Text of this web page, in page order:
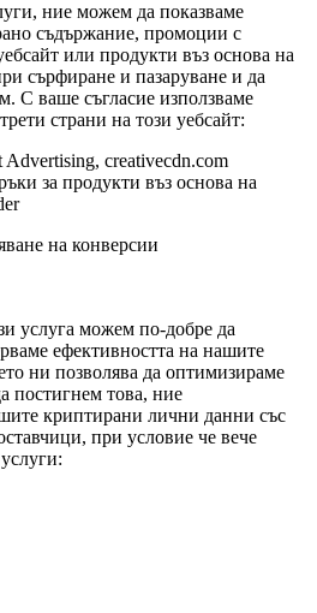
ние можем да показваме
съдържание, промоции с
или продукти въз основа на
сърфиране и пазаруване и да
С ваше съгласие използваме
страни на този уебсайт:
creativecdn.com
за продукти въз основа на
на конверсии
услуга можем по-добре да
ефективността на нашите
ни позволява да оптимизираме
постигнем това, ние
криптирани лични данни със
при условие че вече